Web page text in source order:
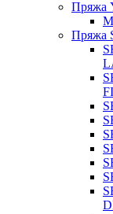
Пряжа
Пряжа